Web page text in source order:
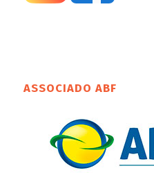
ASSOCIADO ABF